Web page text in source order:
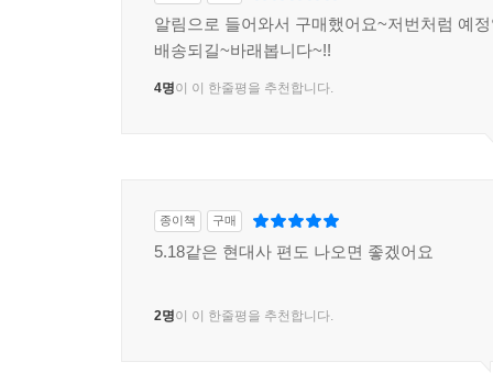
알림으로 들어와서 구매했어요~저번처럼 예
배송되길~바래봅니다~!!
4명이 이 한줄평을 추천합니다.
종이책 구매
5.18같은 현대사 편도 나오면 좋겠어요
2명이 이 한줄평을 추천합니다.